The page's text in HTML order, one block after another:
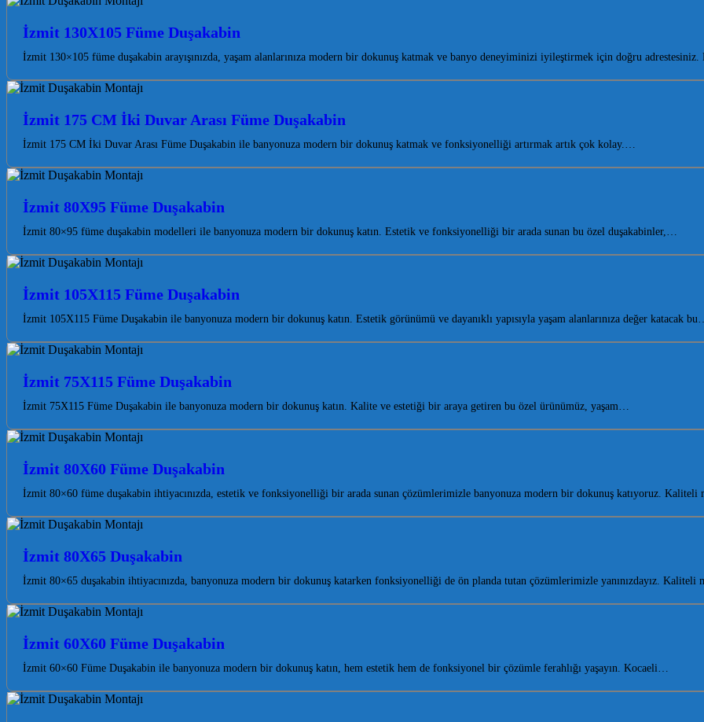
İzmit 130X105 Füme Duşakabin
İzmit 130×105 füme duşakabin arayışınızda, yaşam alanlarınıza modern bir dokunuş katmak ve banyo deneyiminizi iyileştirmek için doğru
İzmit 175 CM İki Duvar Arası Füme Duşakabin
İzmit 175 CM İki Duvar Arası Füme Duşakabin ile banyonuza modern bir dokunuş katmak ve fonksiyonelliği artırmak artık çok kolay.…
İzmit 80X95 Füme Duşakabin
İzmit 80×95 füme duşakabin modelleri ile banyonuza modern bir dokunuş katın. Estetik ve fonksiyonelliği bir arada sunan bu özel duşakabinler,…
İzmit 105X115 Füme Duşakabin
İzmit 105X115 Füme Duşakabin ile banyonuza modern bir dokunuş katın. Estetik görünümü ve dayanıklı yapısıyla yaşam alanlarınıza değer katacak bu…
İzmit 75X115 Füme Duşakabin
İzmit 75X115 Füme Duşakabin ile banyonuza modern bir dokunuş katın. Kalite ve estetiği bir araya getiren bu özel ürünümüz, yaşam…
İzmit 80X60 Füme Duşakabin
İzmit 80×60 füme duşakabin ihtiyacınızda, estetik ve fonksiyonelliği bir arada sunan çözümlerimizle banyonuza modern bir dokunuş katıyoruz. Kaliteli
İzmit 80X65 Duşakabin
İzmit 80×65 duşakabin ihtiyacınızda, banyonuza modern bir dokunuş katarken fonksiyonelliği de ön planda tutan çözümlerimizle yanınızdayız. Kaliteli
İzmit 60X60 Füme Duşakabin
İzmit 60×60 Füme Duşakabin ile banyonuza modern bir dokunuş katın, hem estetik hem de fonksiyonel bir çözümle ferahlığı yaşayın. Kocaeli…